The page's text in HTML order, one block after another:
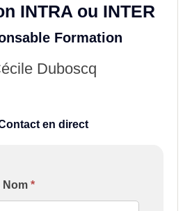
INTRA ou INTER
Formation
Duboscq
en direct
Nom *